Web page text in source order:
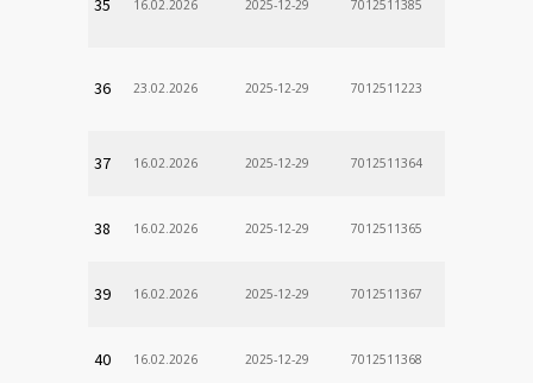
16.02.2026 2025-12-29 7012511385
36 23.02.2026 2025-12-29 7012511223
37 16.02.2026 2025-12-29 7012511364
38 16.02.2026 2025-12-29 7012511365
39 16.02.2026 2025-12-29 7012511367
40 16.02.2026 2025-12-29 7012511368